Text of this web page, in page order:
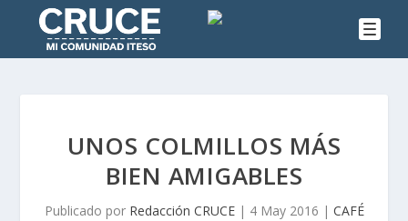
UNOS COLMILLOS MÁS
BIEN AMIGABLES
Publicado por Redacción CRUCE| 4 May 2016 | CAFÉ